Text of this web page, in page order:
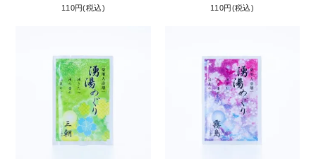
110円(税込)
110円(税込)